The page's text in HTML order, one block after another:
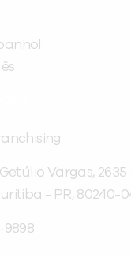
Getúlio Vargas,
- PR, 80240-
9898
inFlux?